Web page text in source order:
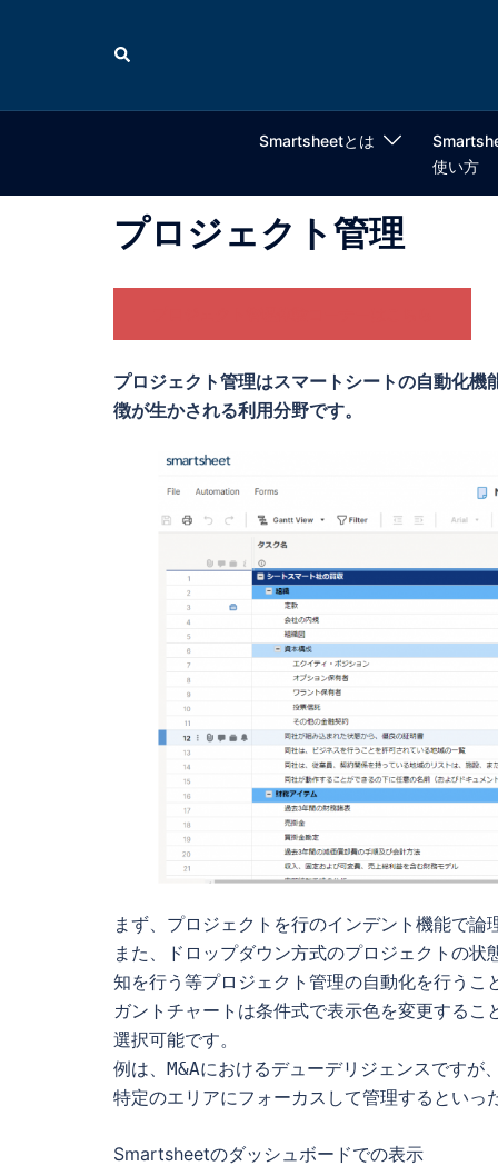
検
索
Smartsheetとは
使い方
プロジェクト管理
プロジェクト管理はスマートシートの自動化
徴が生かされる利用分野です。
まず、プロジェクトを行のインデント機能で論
また、ドロップダウン方式のプロジェクトの
知を行う等プロジェクト管理の自動化を行うこ
ガントチャートは条件式で表示色を変更する
選択可能です。
例は、M&Aにおけるデューデリジェンスですが
特定のエリアにフォーカスして管理するといっ
Smartsheetのダッシュボードでの表示